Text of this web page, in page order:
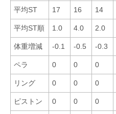
平均ST 17 16 14
平均ST順 1.0 4.0 2.0
体重増減 -0.1 -0.5 -0.3
ペラ 0 0 0
リング 0 0 0
ピストン 0 0 0